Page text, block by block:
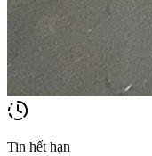
Tin hết hạn